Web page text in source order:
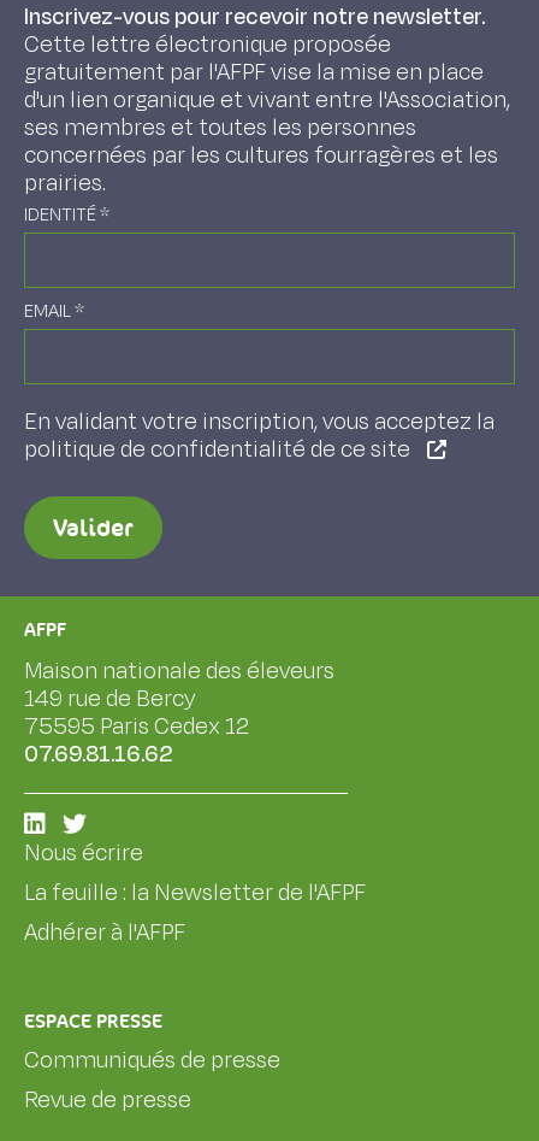
Inscrivez-vous pour recevoir notre newsletter.
Cette lettre électronique proposée
gratuitement par l'AFPF vise la mise en place
d'un lien organique et vivant entre l'Association,
ses membres et toutes les personnes
concernées par les cultures fourragères et les
prairies.
IDENTITÉ*
EMAIL*
En validant votre inscription, vous acceptez la
politique de confidentialité de ce site
Valider
AFPF
Maison nationale des éleveurs
149 rue de Bercy
75595 Paris Cedex 12
07.69.81.16.62
Nous écrire
La feuille : la Newsletter de l'AFPF
Adhérer à l'AFPF
ESPACE PRESSE
Communiqués de presse
Revue de presse